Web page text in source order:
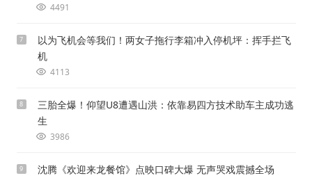
4491
7
以为飞机会等我们！两女子拖行李箱冲入停机坪：挥手拦飞
机
4113
8
三胎全爆！仰望U8遭遇山洪：依靠易四方技术助车主成功逃
生
3986
9 沈腾《欢迎来龙餐馆》点映口碑大爆 无声哭戏震撼全场